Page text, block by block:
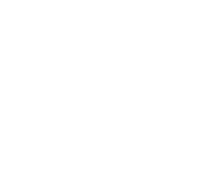
」，卻仍被要求當場
,成日覺得眼睛乾澀､腦袋好似｢斷